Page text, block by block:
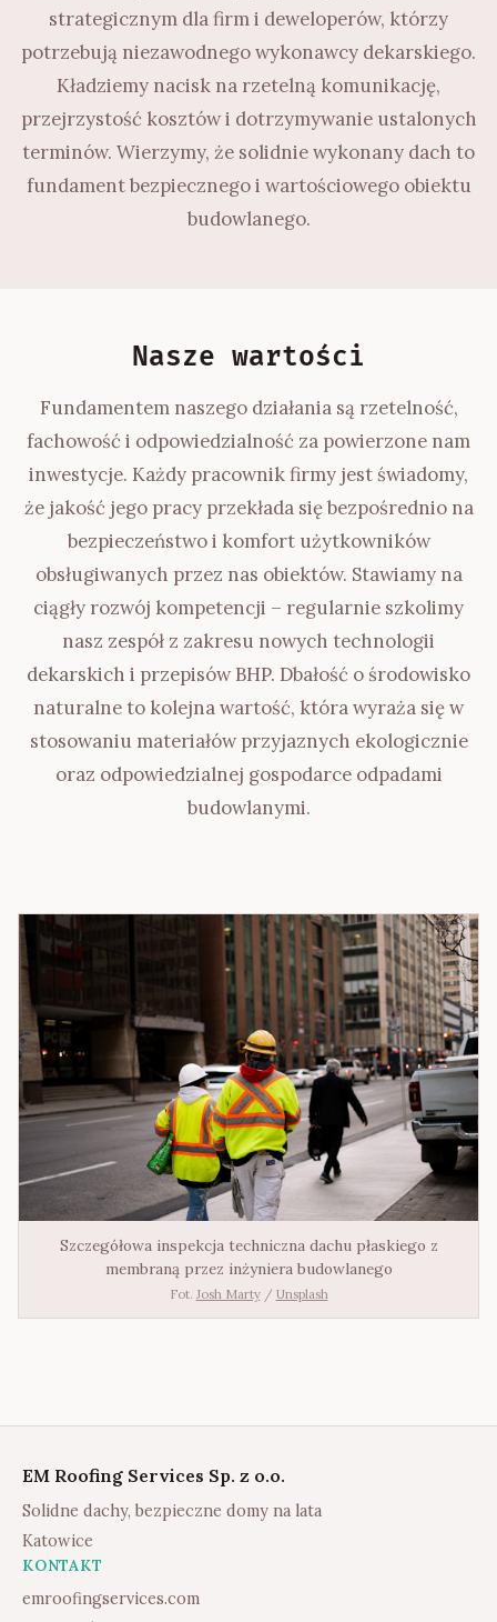
strategicznym dla firm i deweloperów, którzy
potrzebują niezawodnego wykonawcy dekarskiego.
Kładziemy nacisk na rzetelną komunikację,
przejrzystość kosztów i dotrzymywanie ustalonych
terminów. Wierzymy, że solidnie wykonany dach to
fundament bezpiecznego i wartościowego obiektu
budowlanego.
Nasze wartości
Fundamentem naszego działania są rzetelność,
fachowość i odpowiedzialność za powierzone nam
inwestycje. Każdy pracownik firmy jest świadomy,
że jakość jego pracy przekłada się bezpośrednio na
bezpieczeństwo i komfort użytkowników
obsługiwanych przez nas obiektów. Stawiamy na
ciągły rozwój kompetencji – regularnie szkolimy
nasz zespół z zakresu nowych technologii
dekarskich i przepisów BHP. Dbałość o środowisko
naturalne to kolejna wartość, która wyraża się w
stosowaniu materiałów przyjaznych ekologicznie
oraz odpowiedzialnej gospodarce odpadami
budowlanymi.
Szczegółowa inspekcja techniczna dachu płaskiego z
membraną przez inżyniera budowlanego
Fot. Josh Marty/ Unsplash
EM Roofing Services Sp. z o.o.
Solidne dachy, bezpieczne domy na lata
Katowice
KONTAKT
emroofingservices.com